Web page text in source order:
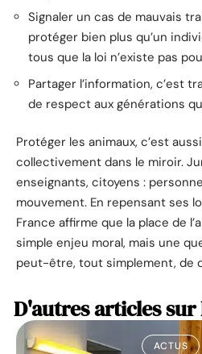
Signaler un cas de mauvais
protéger bien plus qu’un
tous que la loi n’existe pas
Partager l’information, c’est
de respect aux générations
Protéger les animaux, c’est
collectivement dans le miroir.
enseignants, citoyens :
mouvement. En repensant ses
France affirme que la place de
simple enjeu moral, mais une
peut-être, tout simplement, de
D'autres articles sur
ACTUS